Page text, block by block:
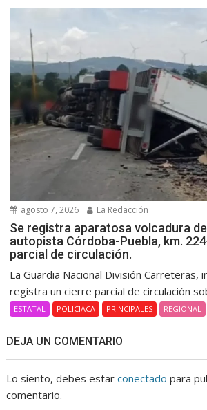
agosto 7, 2026 La Redacción
Se registra aparatosa volcadura
autopista Córdoba-Puebla, km.
parcial de circulación.
La Guardia Nacional División Carreteras,
registra un cierre parcial de circulación
ESTATAL POLICIACA PRINCIPALES REGIONAL
DEJA UN COMENTARIO
Lo siento, debes estarconectado para
comentario.